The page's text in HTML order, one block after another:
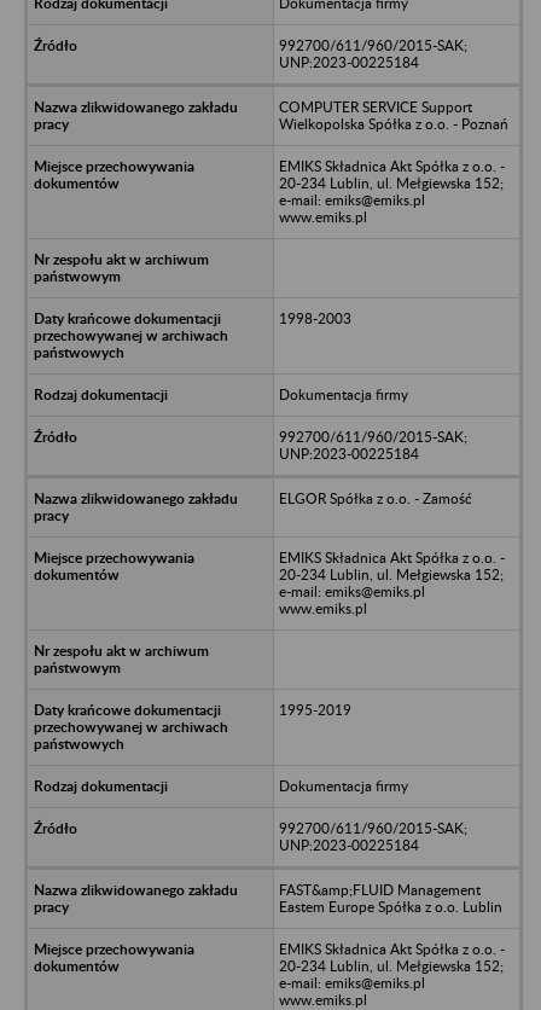
992700/611/960/2015-SAK;
UNP:2023-00225184
COMPUTER SERVICE Support
Wielkopolska Spółka z o.o. - Poznań
EMIKS Składnica Akt Spółka z o.o. -
20-234 Lublin, ul. Mełgiewska 152;
e-mail: emiks@emiks.pl
www.emiks.pl
1998-2003
Dokumentacja firmy
992700/611/960/2015-SAK;
UNP:2023-00225184
ELGOR Spółka z o.o. - Zamość
EMIKS Składnica Akt Spółka z o.o. -
20-234 Lublin, ul. Mełgiewska 152;
e-mail: emiks@emiks.pl
www.emiks.pl
1995-2019
Dokumentacja firmy
992700/611/960/2015-SAK;
UNP:2023-00225184
FAST&amp;FLUID Management
Eastem Europe Spółka z o.o. Lublin
EMIKS Składnica Akt Spółka z o.o. -
20-234 Lublin, ul. Mełgiewska 152;
e-mail: emiks@emiks.pl
www.emiks.pl